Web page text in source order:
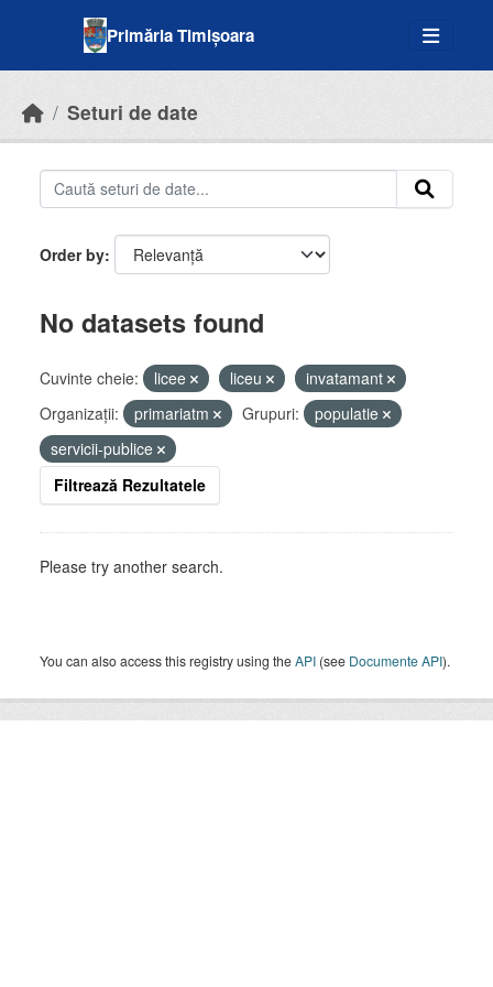
Primăria Timișoara
Seturi de date
Order by
No datasets found
Cuvinte cheie: licee liceu
invatamant
Organizații:
primariatm Grupuri:
populatie
servicii-publice
Filtrează Rezultatele
Please try another search.
You can also access this registry using theAPI (see Documente API).